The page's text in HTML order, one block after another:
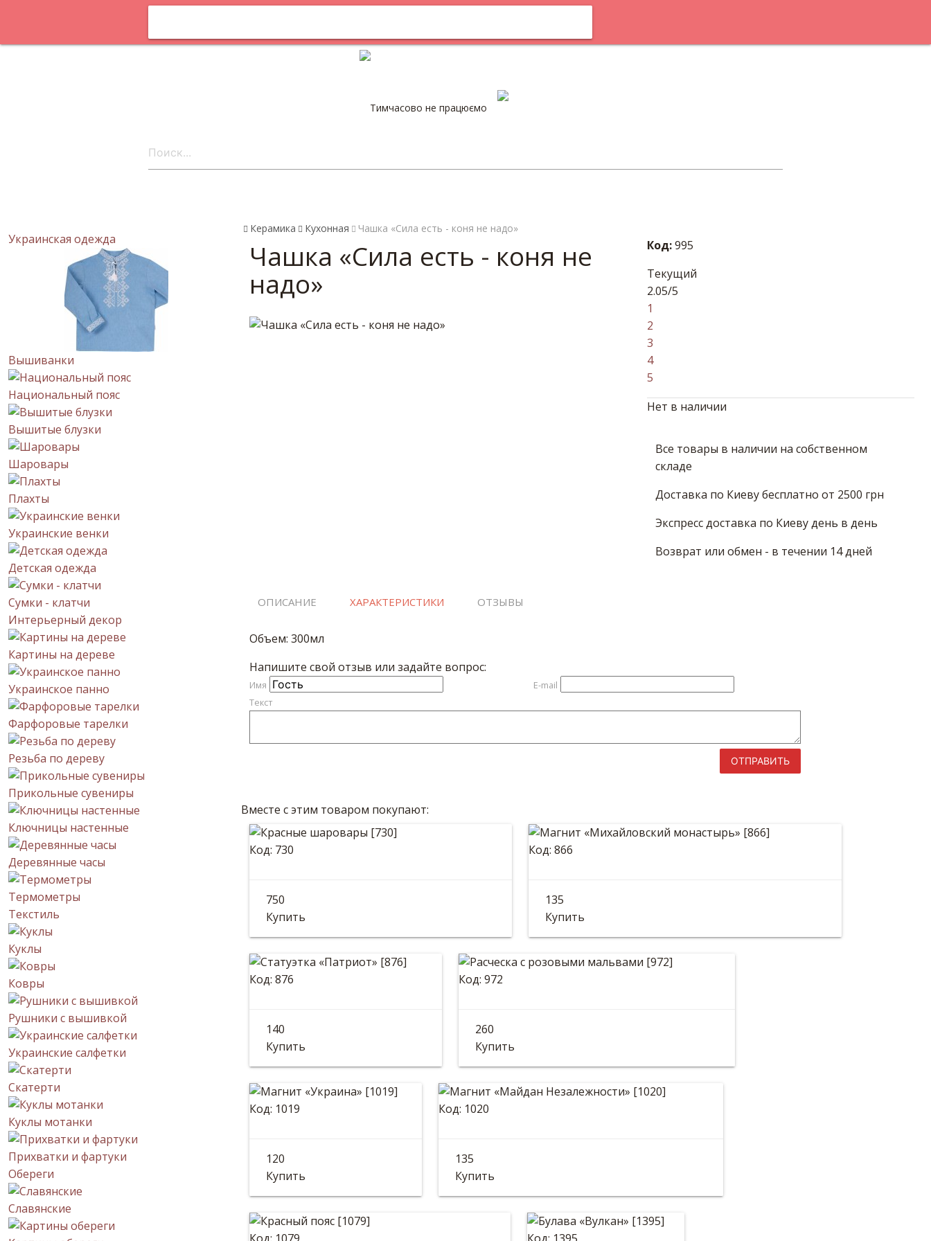
Тимчасово не працюємо
Украинская одежда
Вышиванки
Национальный пояс
Вышитые блузки
Шаровары
Плахты
Украинские венки
Детская одежда
Сумки - клатчи
Интерьерный декор
Картины на дереве
Украинское панно
Фарфоровые тарелки
Резьба по дереву
Прикольные сувениры
Ключницы настенные
Деревянные часы
Термометры
Текстиль
Куклы
Ковры
Рушники с вышивкой
Украинские салфетки
Скатерти
Куклы мотанки
Прихватки и фартуки
Обереги
Славянские
Керамика Кухонная Чашка «Сила есть - коня не надо»
Чашка «Сила есть - коня не
надо»
Код:995
Текущий
2.05/5
1
2
3
4
5
Нет в наличии
Все товары в наличии на собственном
складе
Доставка по Киеву бесплатно от 2500 грн
Экспресс доставка по Киеву день в день
Возврат или обмен - в течении 14 дней
ОПИСАНИЕ ХАРАКТЕРИСТИКИ ОТЗЫВЫ
Объем: 300мл
Напишите свой отзыв или задайте вопрос:
Имя
E-mail
Текст
ОТПРАВИТЬ
Вместе с этим товаром покупают:
Код: 730
Красные шаровары украинские казацкие.
750
Купить
Код: 866
Размер: 8*8см
135
Купить
Код: 876
Высота: 10см
140
Купить
Код: 972
Длина: 18см
260
Купить
Код: 1019
Диаметр: 82 мм
120
Купить
Код: 1020
Размер: 9*6см
135
Купить